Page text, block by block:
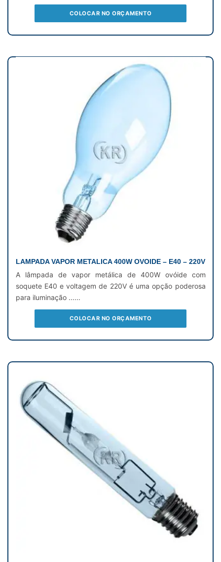
COLOCAR NO ORÇAMENTO
LAMPADA VAPOR METALICA 400W OVOIDE – E40 – 220V
A lâmpada de vapor metálica de 400W ovóide com
soquete E40 e voltagem de 220V é uma opção poderosa
para iluminação ......
COLOCAR NO ORÇAMENTO